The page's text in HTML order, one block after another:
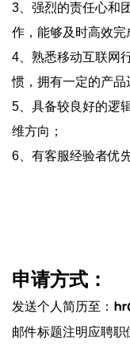
3、强烈的责任心和
作，能够及时高效完
4、熟悉移动互联网
惯，拥有一定的产品
5、具备较良好的逻
维方向；
6、有客服经验者优
申请方式：
发送个人简历至：
邮件标题注明应聘职